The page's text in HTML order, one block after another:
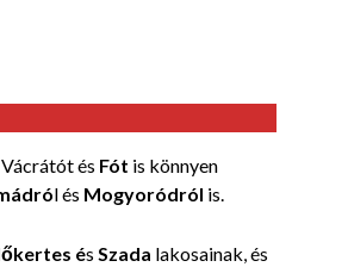
Vácrátót és Fót is könnyen
l és Mogyoródról is.
és Szada lakosainak, és